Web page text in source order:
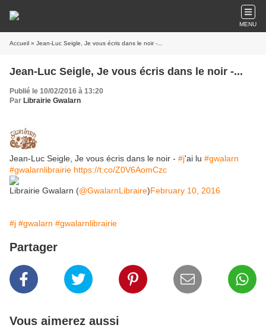
MENU
Accueil » Jean-Luc Seigle, Je vous écris dans le noir -...
Jean-Luc Seigle, Je vous écris dans le noir -...
Publié le 10/02/2016 à 13:20
Par Librairie Gwalarn
Jean-Luc Seigle, Je vous écris dans le noir - #j'ai lu #gwalarn
#gwalarnlibrairie https://t.co/Z0V6AomCzc
Librairie Gwalarn (@GwalarnLibraire)February 10, 2016
#j #gwalarn #gwalarnlibrairie
Partager
Vous aimerez aussi